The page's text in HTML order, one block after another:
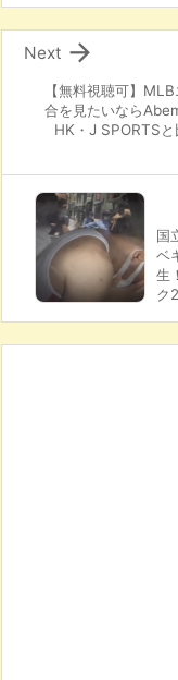
【無料視聴可】
合を見たいなら
HK・J SPORTSと

Next
国
ベ
生
ク